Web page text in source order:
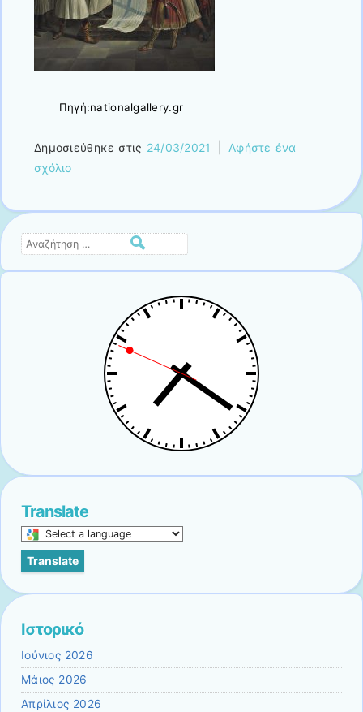
Πηγή:nationalgallery.gr
Δημοσιεύθηκε στις 24/03/2021
Αφήστε ένα
σχόλιο
Αναζήτηση
Translate
Select
a
language
this
Translate
Ιστορικό
Ιούνιος 2026
Μάιος 2026
Απρίλιος 2026